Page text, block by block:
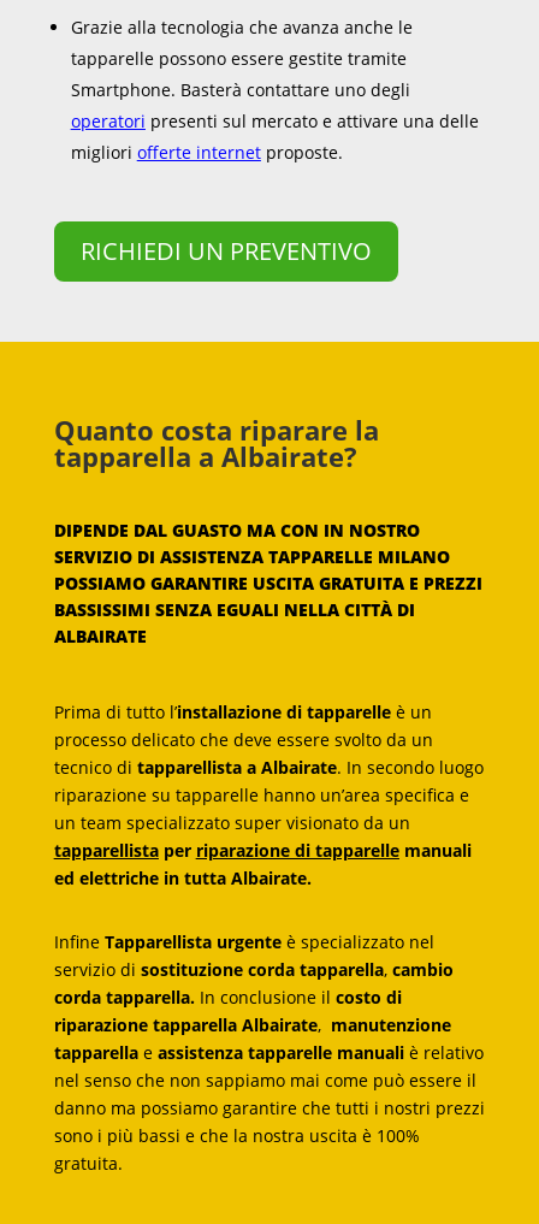
Grazie alla tecnologia che avanza anche le
tapparelle possono essere gestite tramite
Smartphone. Basterà contattare uno degli
operatori presenti sul mercato e attivare una delle
migliori offerte internetproposte.
RICHIEDI UN PREVENTIVO
Quanto costa riparare la
tapparella a Albairate?
DIPENDE DAL GUASTO MA CON IN NOSTRO
SERVIZIO DI ASSISTENZA TAPPARELLE MILANO
POSSIAMO GARANTIRE USCITA GRATUITA E PREZZI
BASSISSIMI SENZA EGUALI NELLA CITTÀ DI
ALBAIRATE
Prima di tutto l’installazione di tapparelle è un
processo delicato che deve essere svolto da un
tecnico di tapparellista a Albairate. In secondo luogo
riparazione su tapparelle hanno un’area specifica e
un team specializzato super visionato da un
tapparellistaper riparazione di tapparellemanuali
ed elettriche in tutta Albairate.
Infine Tapparellista urgenteè specializzato nel
servizio di sostituzione corda tapparella, cambio
corda tapparella. In conclusione il costo di
riparazione tapparella Albairate, manutenzione
tapparellae assistenza tapparelle manuali è relativo
nel senso che non sappiamo mai come può essere il
danno ma possiamo garantire che tutti i nostri prezzi
sono i più bassi e che la nostra uscita è 100%
gratuita.